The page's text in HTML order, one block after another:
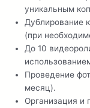
уникальным
Дублирование
(при
До 10
Проведение
месяц).
Организация и